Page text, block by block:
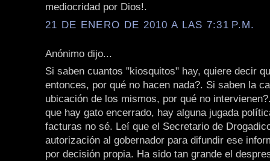
mediocridad por Dios!.
21 DE ENERO DE 2010 A LAS 7:31 P.M.
Anónimo dijo...
Si saben cuantos "kiosquitos" hay, quiere decir
entonces, por qué no hacen nada?. Si saben la
ubicación de los mismos, por qué no
que hay gato encerrado, hay alguna jugada
facturas no sé. Leí que el Secretario de
autorización al gobernador para difundir ese
por decisión propia. Ha sido tan grande el